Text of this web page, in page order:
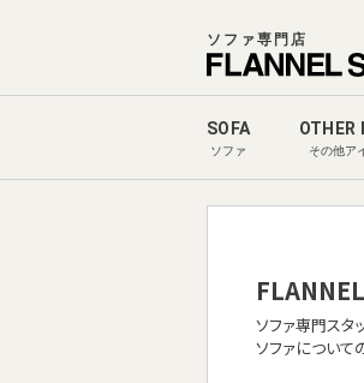
ソファ専門店
SOFA
ソファ
OTHER
その他ア
ソファ専門スタ
ソファについて